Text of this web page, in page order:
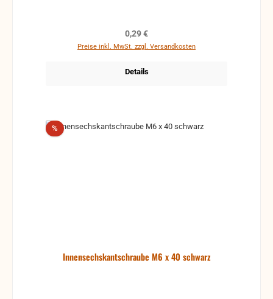
Regulärer Preis:
0,29 €
Preise inkl. MwSt. zzgl. Versandkosten
Details
%Rabatt
Innensechskantschraube M6 x 40 schwarz